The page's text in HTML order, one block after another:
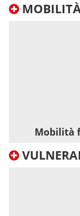
Mobilità